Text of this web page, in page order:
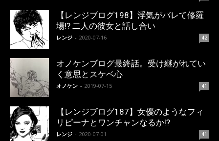
【レンジブログ198】浮気がバレて修羅
場!? 二人の彼女と話し合い
レンジ - 2020-07-16 42
オノケンブログ最終話。受け継がれてい
く意思とスケベ心
オノケン - 2019-07-15 41
【レンジブログ187】女優のようなフィ
リピーナとワンチャンなるか!?
レンジ - 2020-07-01 41